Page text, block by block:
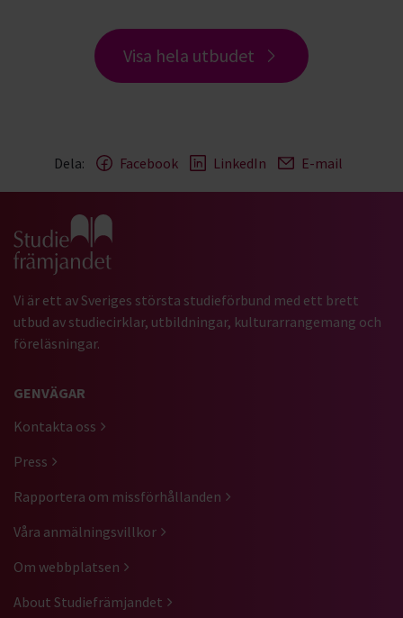
Visa hela utbudet
Dela: Facebook LinkedIn E-mail
Gå till studiefrämjandets startsida
Vi är ett av Sveriges största studieförbund med ett brett
utbud av studiecirklar, utbildningar, kulturarrangemang och
föreläsningar.
GENVÄGAR
Kontakta oss
Press
Rapportera om missförhållanden
Våra anmälningsvillkor
Om webbplatsen
About Studiefrämjandet